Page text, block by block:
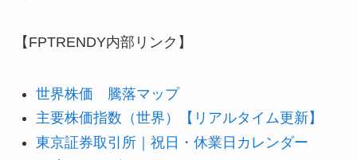
【FPTRENDY内部リンク】
世界株価 騰落マップ
主要株価指数（世界）【リアルタイム更新】
東京証券取引所｜祝日・休業日カレンダー